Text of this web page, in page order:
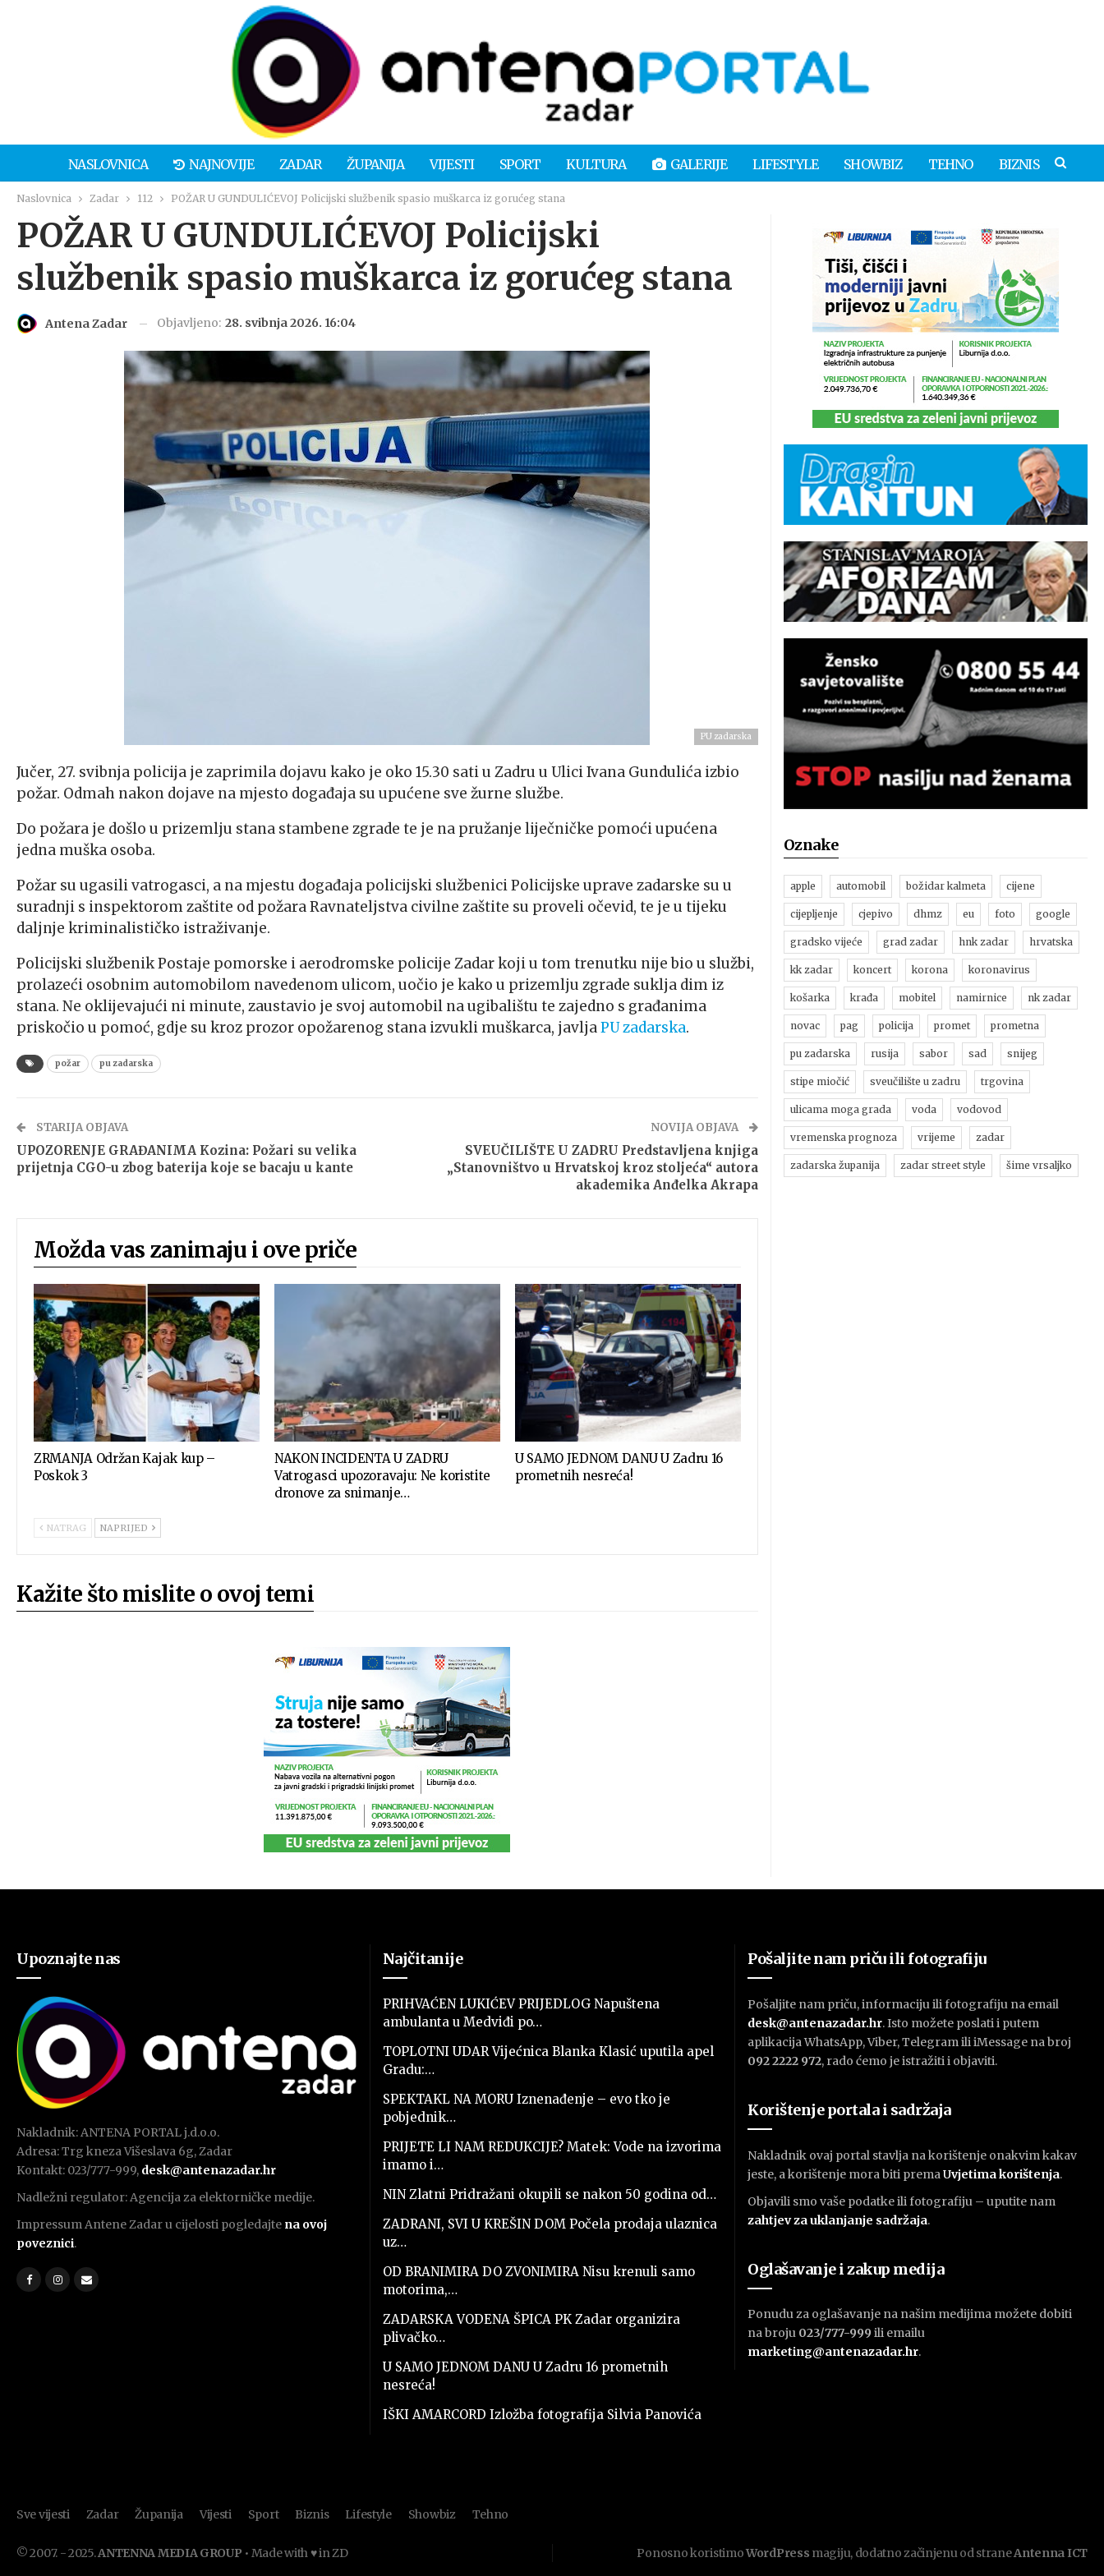
NASLOVNICA NAJNOVIJE ZADAR ŽUPANIJA VIJESTI SPORT KULTURA GALERIJE LIFESTYLE SHOWBIZ TEHNO BIZNIS
Naslovnica Zadar 112 POŽAR U GUNDULIĆEVOJ Policijski službenik spasio muškarca iz gorućeg stana
POŽAR U GUNDULIĆEVOJ Policijski
službenik spasio muškarca iz gorućeg stana
Antena Zadar Objavljeno: 28. svibnja 2026. 16:04
PU zadarska
Jučer, 27. svibnja policija je zaprimila dojavu kako je oko 15.30 sati u Zadru u Ulici Ivana Gundulića izbio
požar. Odmah nakon dojave na mjesto događaja su upućene sve žurne službe.
Do požara je došlo u prizemlju stana stambene zgrade te je na pružanje liječničke pomoći upućena
jedna muška osoba.
Požar su ugasili vatrogasci, a na mjestu događaja policijski službenici Policijske uprave zadarske su u
suradnji s inspektorom zaštite od požara Ravnateljstva civilne zaštite su proveli očevid, te je u tijeku
daljnje kriminalističko istraživanje.
Policijski službenik Postaje pomorske i aerodromske policije Zadar koji u tom trenutku nije bio u službi,
prolazeći osobnim automobilom navedenom ulicom, uočio je kako u prizemlju zgrade suklja dim iz
stana. Ne oklijevajući ni minute, zaustavio je svoj automobil na ugibalištu te zajedno s građanima
priskočio u pomoć, gdje su kroz prozor opožarenog stana izvukli muškarca, javljaPU zadarska.
požar pu zadarska
STARIJA OBJAVA
UPOZORENJE GRAĐANIMA Kozina: Požari su velika
prijetnja CGO-u zbog baterija koje se bacaju u kante
NOVIJA OBJAVA
SVEUČILIŠTE U ZADRU Predstavljena knjiga
„Stanovništvo u Hrvatskoj kroz stoljeća“ autora
akademika Anđelka Akrapa
Možda vas zanimaju i ove priče
ZRMANJA Održan Kajak kup –
Poskok 3
NAKON INCIDENTA U ZADRU
Vatrogasci upozoravaju: Ne koristite
dronove za snimanje…
U SAMO JEDNOM DANU U Zadru 16
prometnih nesreća!
NATRAG NAPRIJED
Kažite što mislite o ovoj temi
Oznake
apple automobil božidar kalmeta cijene
cijepljenje cjepivo dhmz eu foto google
gradsko vijeće grad zadar hnk zadar hrvatska
kk zadar koncert korona koronavirus
košarka krađa mobitel namirnice nk zadar
novac pag policija promet prometna
pu zadarska rusija sabor sad snijeg
stipe miočić sveučilište u zadru trgovina
ulicama moga grada voda vodovod
vremenska prognoza vrijeme zadar
zadarska županija zadar street style šime vrsaljko
Upoznajte nas
Nakladnik: ANTENA PORTAL j.d.o.o.
Adresa: Trg kneza Višeslava 6g, Zadar
Kontakt: 023/777-999, desk@antenazadar.hr
Nadležni regulator: Agencija za elektorničke medije.
Impressum Antene Zadar u cijelosti pogledajte na ovoj
poveznici.
Najčitanije
PRIHVAĆEN LUKIĆEV PRIJEDLOG Napuštena
ambulanta u Medviđi po…
TOPLOTNI UDAR Vijećnica Blanka Klasić uputila apel
Gradu:…
SPEKTAKL NA MORU Iznenađenje – evo tko je
pobjednik…
PRIJETE LI NAM REDUKCIJE? Matek: Vode na izvorima
imamo i…
NIN Zlatni Pridražani okupili se nakon 50 godina od…
ZADRANI, SVI U KREŠIN DOM Počela prodaja ulaznica
uz…
OD BRANIMIRA DO ZVONIMIRA Nisu krenuli samo
motorima,…
ZADARSKA VODENA ŠPICA PK Zadar organizira
plivačko…
U SAMO JEDNOM DANU U Zadru 16 prometnih
nesreća!
IŠKI AMARCORD Izložba fotografija Silvia Panovića
Pošaljite nam priču ili fotografiju
Pošaljite nam priču, informaciju ili fotografiju na email
desk@antenazadar.hr. Isto možete poslati i putem
aplikacija WhatsApp, Viber, Telegram ili iMessage na broj
092 2222 972, rado ćemo je istražiti i objaviti.
Korištenje portala i sadržaja
Nakladnik ovaj portal stavlja na korištenje onakvim kakav
jeste, a korištenje mora biti premaUvjetima korištenja.
Objavili smo vaše podatke ili fotografiju – uputite nam
zahtjev za uklanjanje sadržaja.
Oglašavanje i zakup medija
Ponudu za oglašavanje na našim medijima možete dobiti
na broju 023/777-999 ili emailu
marketing@antenazadar.hr.
Sve vijesti Zadar Županija Vijesti Sport Biznis Lifestyle Showbiz Tehno
© 2007. - 2025.ANTENNA MEDIA GROUP • Made with ♥ in ZD Ponosno koristimoWordPress magiju, dodatno začinjenu od straneAntenna ICT